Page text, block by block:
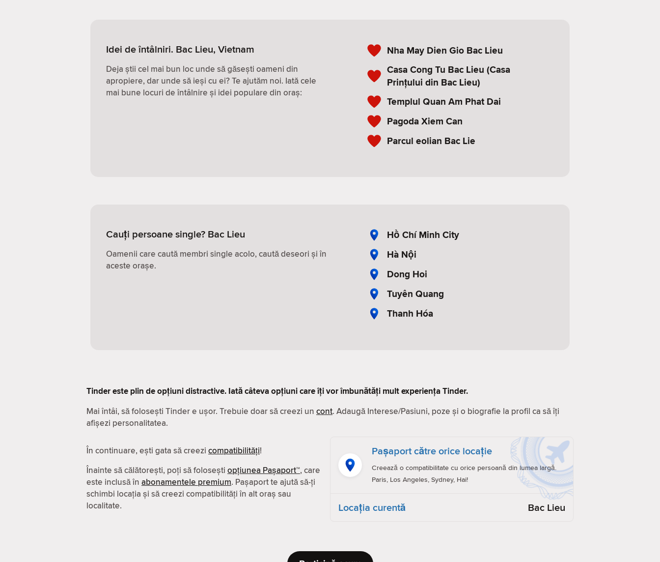
Idei de întâlniri. Bac Lieu, Vietnam
Deja știi cel mai bun loc unde să găsești oameni din
apropiere, dar unde să ieși cu ei? Te ajutăm noi. Iată cele
mai bune locuri de întâlnire și idei populare din oraș:
Nha May Dien Gio Bac Lieu
Casa Cong Tu Bac Lieu (Casa
Prințului din Bac Lieu)
Templul Quan Am Phat Dai
Pagoda Xiem Can
Parcul eolian Bac Lie
Cauți persoane single? Bac Lieu
Oamenii care caută membri single acolo, caută deseori și în
aceste orașe.
Hồ Chí Minh City
Hà Nội
Dong Hoi
Tuyên Quang
Thanh Hóa
Tinder este plin de opțiuni distractive. Iată câteva opțiuni care îți vor îmbunătăți mult experiența Tinder.
Mai întâi, să folosești Tinder e ușor. Trebuie doar să creezi un cont. Adaugă Interese/Pasiuni, poze și o biografie la profil ca să îți
afișezi personalitatea.
În continuare, ești gata să creezi compatibilităţi!
Înainte să călătorești, poți să folosești opțiunea Pașaport™, care
este inclusă în abonamentele premium. Pașaport te ajută să-ți
schimbi locația și să creezi compatibilităţi în alt oraș sau
localitate.
Pașaport către orice locație
Creează o compatibilitate cu orice persoană din lumea largă.
Paris, Los Angeles, Sydney, Hai!
Locaţia curentă Bac Lieu